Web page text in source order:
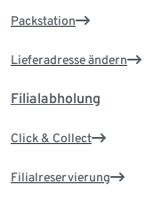
Packstation
Lieferadresse ändern
Filialabholung
Click & Collect
Filialreservierung